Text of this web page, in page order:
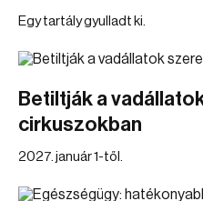
Egy tartály gyulladt ki.
Betiltják a
cirkuszokban
2027. január 1-től.